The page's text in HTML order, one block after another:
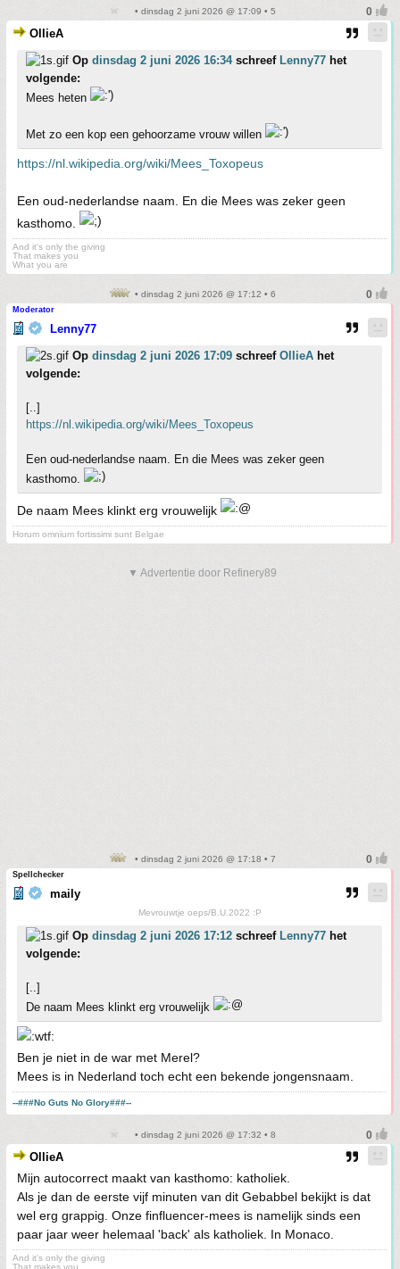
• dinsdag 2 juni 2026 @ 17:09 • 5
OllieA
Op dinsdag 2 juni 2026 16:34schreef Lenny77 het
volgende:
Mees heten
Met zo een kop een gehoorzame vrouw willen
https://nl.wikipedia.org/wiki/Mees_Toxopeus
Een oud-nederlandse naam. En die Mees was zeker geen
kasthomo.
And it's only the giving
That makes you
What you are
• dinsdag 2 juni 2026 @ 17:12 • 6
Moderator
Lenny77
Op dinsdag 2 juni 2026 17:09 schreef OllieA het
volgende:
[..]
https://nl.wikipedia.org/wiki/Mees_Toxopeus
Een oud-nederlandse naam. En die Mees was zeker geen
kasthomo.
De naam Mees klinkt erg vrouwelijk
Horum omnium fortissimi sunt Belgae
▼ Advertentie door Refinery89
• dinsdag 2 juni 2026 @ 17:18 • 7
Spellchecker
maily
Mevrouwtje oeps/B.U.2022 :P
Op dinsdag 2 juni 2026 17:12 schreef Lenny77 het
volgende:
[..]
De naam Mees klinkt erg vrouwelijk
Ben je niet in de war met Merel?
Mees is in Nederland toch echt een bekende jongensnaam.
--###No Guts No Glory###--
• dinsdag 2 juni 2026 @ 17:32 • 8
OllieA
Mijn autocorrect maakt van kasthomo: katholiek.
Als je dan de eerste vijf minuten van dit Gebabbel bekijkt is dat
wel erg grappig. Onze finfluencer-mees is namelijk sinds een
paar jaar weer helemaal 'back' als katholiek. In Monaco.
And it's only the giving
That makes you